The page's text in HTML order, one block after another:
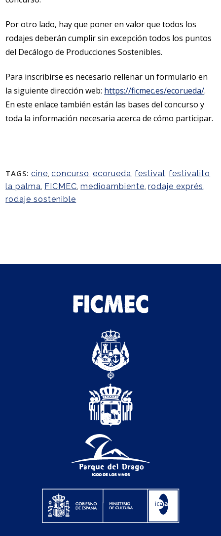
Por otro lado, hay que poner en valor que todos los
rodajes deberán cumplir sin excepción todos los puntos
del Decálogo de Producciones Sostenibles.
Para inscribirse es necesario rellenar un formulario en
la siguiente dirección web: https://ficmec.es/ecorueda/.
En este enlace también están las bases del concurso y
toda la información necesaria acerca de cómo participar.
TAGS: cine,concurso,ecorueda,festival,festivalito
la palma, FICMEC,medioambiente,rodaje exprés,
rodaje sostenible